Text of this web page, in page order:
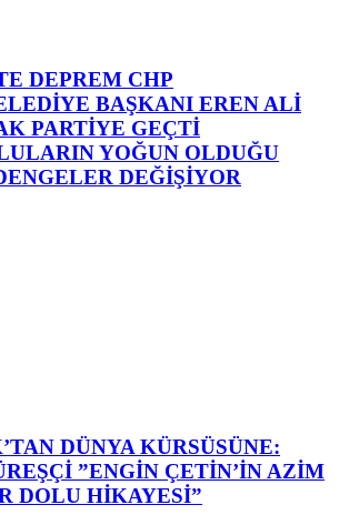
DEPREM CHP
BAŞKANI EREN ALİ
PARTİYE GEÇTİ
YOĞUN OLDUĞU
DEĞİŞİYOR
DÜNYA KÜRSÜSÜNE:
”ENGİN ÇETİN’İN AZİM
DOLU HİKAYESİ”